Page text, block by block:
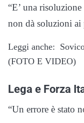
“E’ una
non dà soluzioni ai
Leggi anche:
(FOTO E VIDEO)
Lega e Forza
“Un errore è stato